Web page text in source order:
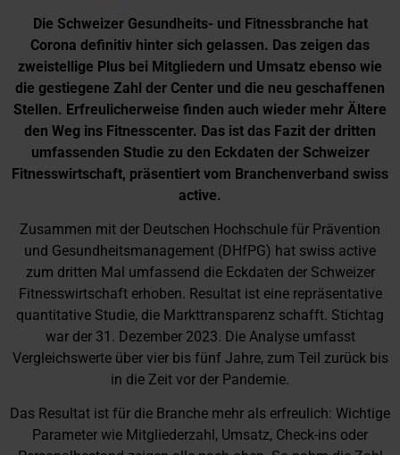
Die Schweizer Gesundheits- und Fitnessbranche hat
Corona definitiv hinter sich gelassen. Das zeigen das
zweistellige Plus bei Mitgliedern und Umsatz ebenso wie
die gestiegene Zahl der Center und die neu geschaffenen
Stellen. Erfreulicherweise finden auch wieder mehr Ältere
den Weg ins Fitnesscenter. Das ist das Fazit der dritten
umfassenden Studie zu den Eckdaten der Schweizer
Fitnesswirtschaft, präsentiert vom Branchenverband swiss
active.
Zusammen mit der Deutschen Hochschule für Prävention
und Gesundheitsmanagement (DHfPG) hat swiss active
zum dritten Mal umfassend die Eckdaten der Schweizer
Fitnesswirtschaft erhoben. Resultat ist eine repräsentative
quantitative Studie, die Markttransparenz schafft. Stichtag
war der 31. Dezember 2023. Die Analyse umfasst
Vergleichswerte über vier bis fünf Jahre, zum Teil zurück bis
in die Zeit vor der Pandemie.
Das Resultat ist für die Branche mehr als erfreulich: Wichtige
Parameter wie Mitgliederzahl, Umsatz, Check-ins oder